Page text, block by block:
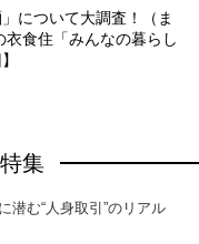
について大調査！（ま
食住「みんなの暮らし
集
潜む“人身取引”のリアル